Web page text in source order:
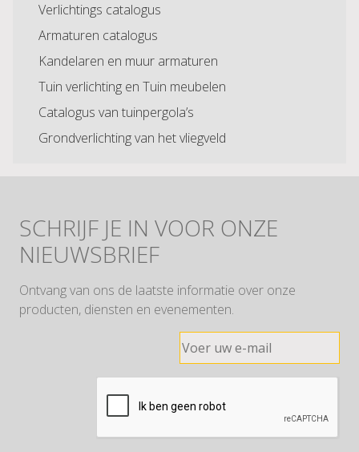
Verlichtings catalogus
Armaturen catalogus
Kandelaren en muur armaturen
Tuin verlichting en Tuin meubelen
Catalogus van tuinpergola’s
Grondverlichting van het vliegveld
SCHRIJF JE IN VOOR ONZE
NIEUWSBRIEF
Ontvang van ons de laatste informatie over onze
producten, diensten en evenementen.